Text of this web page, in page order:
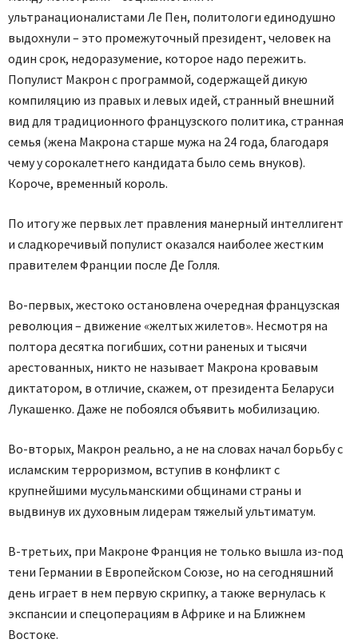
ультранационалистами Ле Пен, политологи единодушно
выдохнули – это промежуточный президент, человек на
один срок, недоразумение, которое надо пережить.
Популист Макрон с программой, содержащей дикую
компиляцию из правых и левых идей, странный внешний
вид для традиционного французского политика, странная
семья (жена Макрона старше мужа на 24 года, благодаря
чему у сорокалетнего кандидата было семь внуков).
Короче, временный король.
По итогу же первых лет правления манерный интеллигент
и сладкоречивый популист оказался наиболее жестким
правителем Франции после Де Голля.
Во-первых, жестоко остановлена очередная французская
революция – движение «желтых жилетов». Несмотря на
полтора десятка погибших, сотни раненых и тысячи
арестованных, никто не называет Макрона кровавым
диктатором, в отличие, скажем, от президента Беларуси
Лукашенко. Даже не побоялся объявить мобилизацию.
Во-вторых, Макрон реально, а не на словах начал борьбу с
исламским терроризмом, вступив в конфликт с
крупнейшими мусульманскими общинами страны и
выдвинув их духовным лидерам тяжелый ультиматум.
В-третьих, при Макроне Франция не только вышла из-под
тени Германии в Европейском Союзе, но на сегодняшний
день играет в нем первую скрипку, а также вернулась к
экспансии и спецоперациям в Африке и на Ближнем
Востоке.